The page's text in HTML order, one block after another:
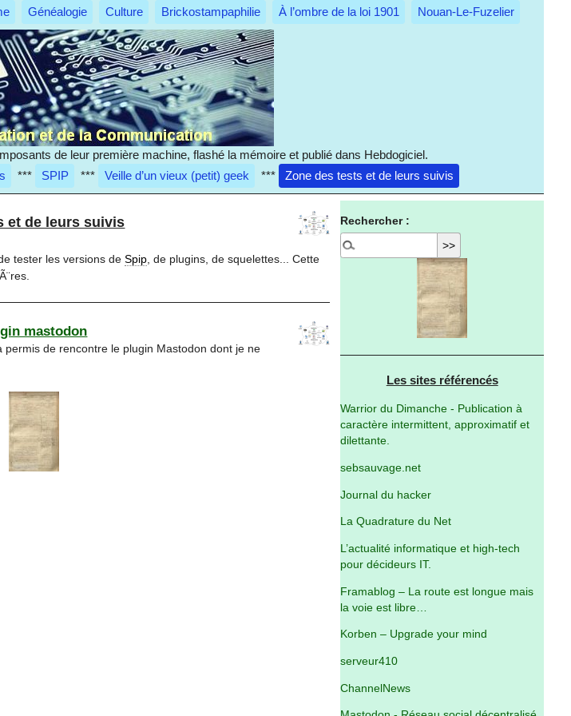
Généalogie Culture Brickostampaphilie À l’ombre de la loi 1901 Nouan-Le-Fuzelier
de leur première machine, flashé la mémoire et publié dans Hebdogiciel.
*** SPIP *** Veille d’un vieux (petit) geek *** Zone des tests et de leurs suivis
et de leurs suivis
tester les versions de Spip, de plugins, de squelettes... Cette
mastodon
permis de rencontre le plugin Mastodon dont je ne
Rechercher :
Les sites référencés
Warrior du Dimanche - Publication à
caractère intermittent, approximatif et
dilettante.
sebsauvage.net
Journal du hacker
La Quadrature du Net
L’actualité informatique et high-tech
pour décideurs IT.
Framablog – La route est longue mais
la voie est libre…
Korben – Upgrade your mind
serveur410
ChannelNews